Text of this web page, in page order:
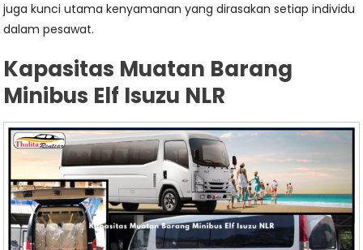
juga kunci utama kenyamanan yang dirasakan setiap individu
dalam pesawat.
Kapasitas Muatan Barang
Minibus Elf Isuzu NLR